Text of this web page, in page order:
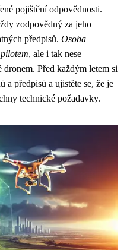
pojištění odpovědnosti.
zodpovědný za jeho
předpisů. Osoba
, ale i tak nese
dronem. Před každým letem si
a předpisů a ujistěte se, že je
technické požadavky.